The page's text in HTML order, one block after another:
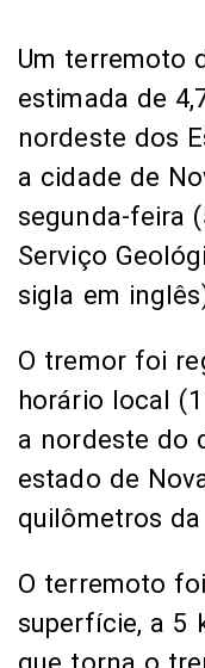
Um terremoto
estimada de
nordeste dos
a cidade de
segunda-feira
Serviço
sigla em
O tremor foi
horário local
a nordeste do
estado de
quilômetros
O terremoto
superfície, a 5